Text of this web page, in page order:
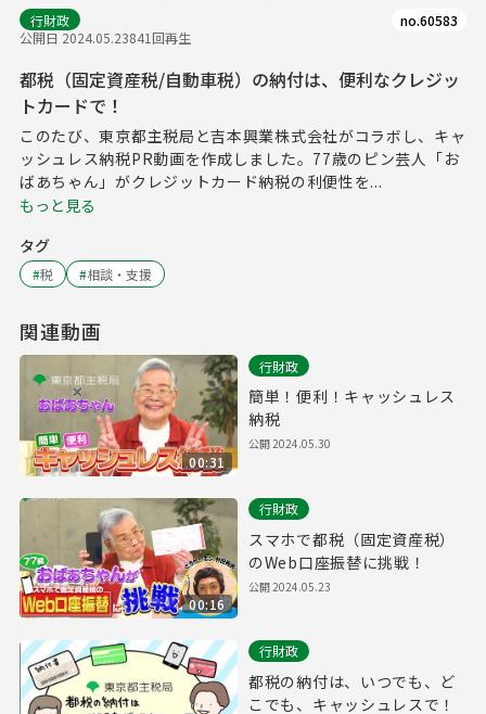
行財政
公開日 2024.05.23841回再生
no.60583
都税（固定資産税/自動車税）の納付は、便利なクレジッ
トカードで！
このたび、東京都主税局と吉本興業株式会社がコラボし、キャ
ッシュレス納税PR動画を作成しました。77歳のピン芸人「お
ばあちゃん」がクレジットカード納税の利便性を...
もっと見る
タグ
#税 #相談・支援
関連動画
00:31
行財政
簡単！便利！キャッシュレス
納税
公開2024.05.30
00:16
行財政
スマホで都税（固定資産税）
のWeb口座振替に挑戦！
公開2024.05.23
行財政
都税の納付は、いつでも、ど
こでも、キャッシュレスで！